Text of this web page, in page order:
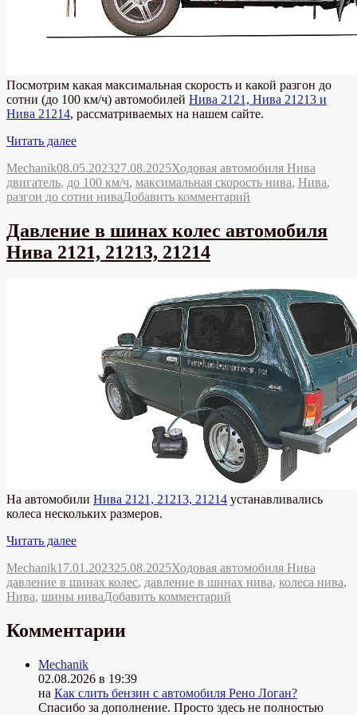
Посмотрим какая максимальная скорость и какой разгон до
сотни (до 100 км/ч) автомобилей Нива 2121, Нива 21213 и
Нива 21214, рассматриваемых на нашем сайте.
Читать далее«Максимальная
и
разгон
до
Нива
2121,
21213,
Автор
MechanikОпубликовано
08.05.202327.08.2025Рубрики
Ходовая автомобиля Нива
двигатель, до 100 км/ч, максимальная скорость нива, Нива,
разгон до сотни ниваДобавить комментарий
Максимальная
скорость
сотни
Нива
2121,
21213,
21214
Давление в шинах колес автомобиля
Нива 2121, 21213, 21214
На автомобили Нива 2121, 21213, 21214 устанавливались
колеса нескольких размеров.
Читать далее«Давление
шинах
колес
автомобиля
2121,
21213,
Автор
MechanikОпубликовано
17.01.202325.08.2025Рубрики
Ходовая автомобиля Нива
давление в шинах колес, давление в шинах нива, колеса нива,
Нива, шины ниваДобавить комментарий
Нива
2121,
Комментарии
Mechanik
02.08.2026 в 19:39
на Как слить бензин с автомобиля Рено Логан?
Спасибо за дополнение. Просто здесь не полностью